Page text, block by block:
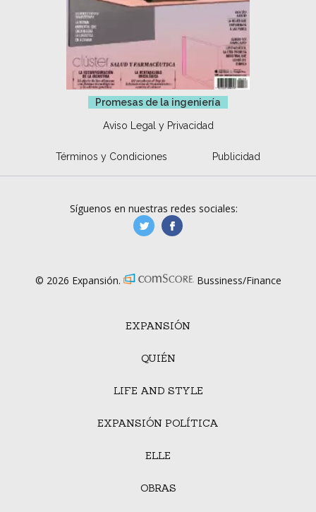
Promesas de la ingeniería
Aviso Legal y Privacidad
Términos y Condiciones Publicidad
EXPANSIÓN
QUIÉN
LIFE AND STYLE
EXPANSIÓN POLÍTICA
ELLE
OBRAS
Síguenos en nuestras redes sociales:
manufacturaGE
© 2026 Expansión. Bussiness/Finance